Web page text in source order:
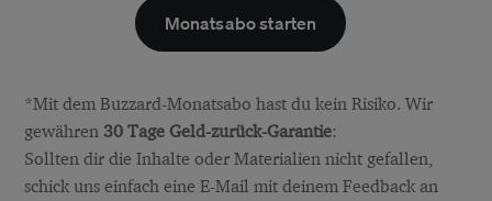
Monatsabo starten
*Mit dem Buzzard-Monatsabo hast du kein Risiko. Wir
gewähren 30 Tage Geld-zurück-Garantie:
Sollten dir die Inhalte oder Materialien nicht gefallen,
schick uns einfach eine E-Mail mit deinem Feedback an